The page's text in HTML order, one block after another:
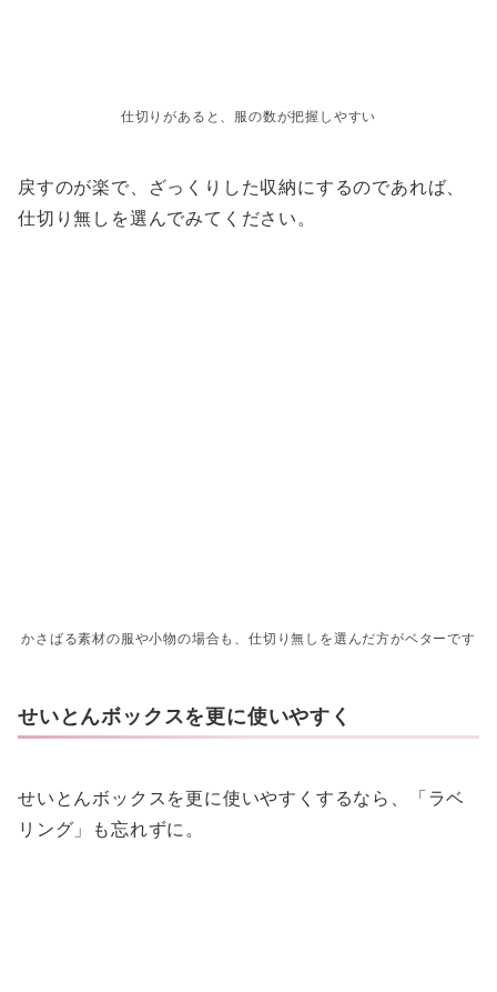
仕切りがあると、服の数が把握しやすい
戻すのが楽で、ざっくりした収納にするのであれば、
仕切り無しを選んでみてください。
かさばる素材の服や小物の場合も、仕切り無しを選んだ方がベターです
せいとんボックスを更に使いやすく
せいとんボックスを更に使いやすくするなら、「ラベ
リング」も忘れずに。